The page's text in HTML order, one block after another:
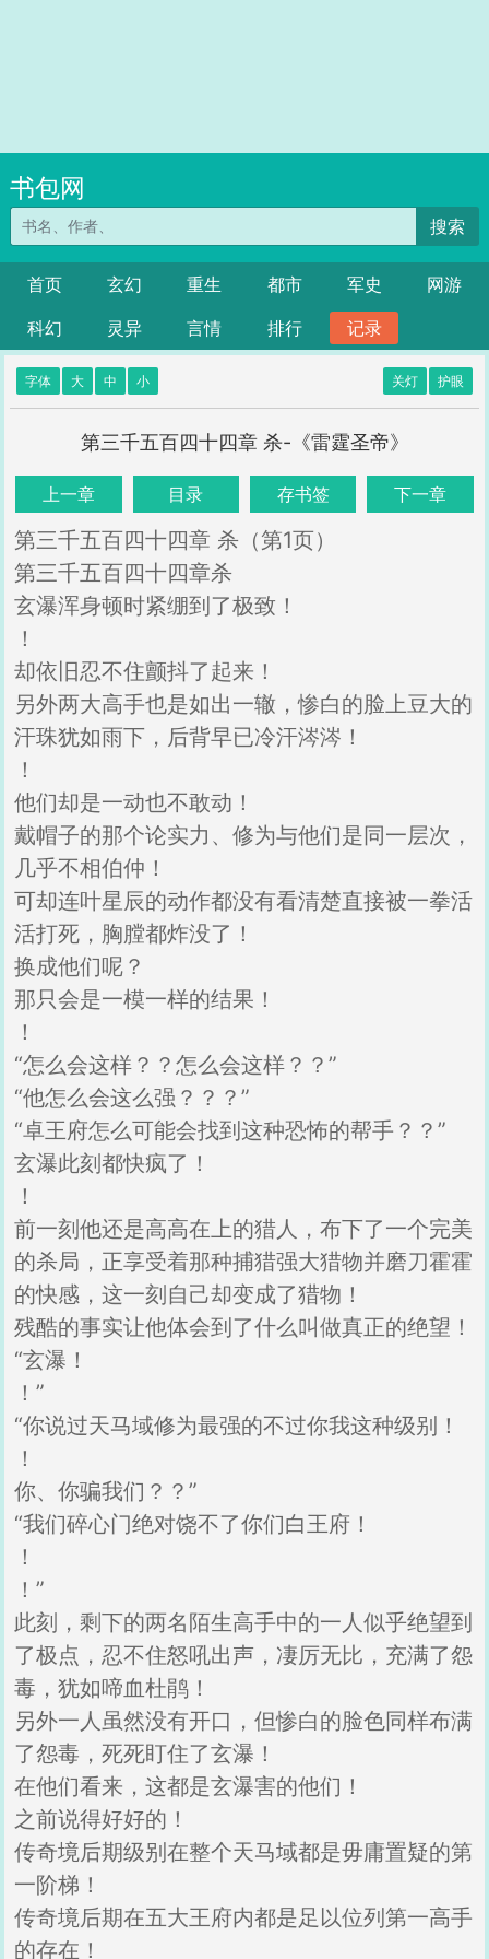
书包网
搜索
首页 玄幻 重生 都市 军史
网游
科幻
灵异 言情 排行 记录
字体 大 中 小 关灯 护眼
第三千五百四十四章 杀-《雷霆圣帝》
上一章 目录 存书签 下一章
第三千五百四十四章 杀（第1页）
第三千五百四十四章杀
玄瀑浑身顿时紧绷到了极致！
！
却依旧忍不住颤抖了起来！
另外两大高手也是如出一辙，惨白的脸上豆大的
汗珠犹如雨下，后背早已冷汗涔涔！
！
他们却是一动也不敢动！
戴帽子的那个论实力、修为与他们是同一层次，
几乎不相伯仲！
可却连叶星辰的动作都没有看清楚直接被一拳活
活打死，胸膛都炸没了！
换成他们呢？
那只会是一模一样的结果！
！
“怎么会这样？？怎么会这样？？”
“他怎么会这么强？？？”
“卓王府怎么可能会找到这种恐怖的帮手？？”
玄瀑此刻都快疯了！
！
前一刻他还是高高在上的猎人，布下了一个完美
的杀局，正享受着那种捕猎强大猎物并磨刀霍霍
的快感，这一刻自己却变成了猎物！
残酷的事实让他体会到了什么叫做真正的绝望！
“玄瀑！
！”
“你说过天马域修为最强的不过你我这种级别！
！
你、你骗我们？？”
“我们碎心门绝对饶不了你们白王府！
！
！”
此刻，剩下的两名陌生高手中的一人似乎绝望到
了极点，忍不住怒吼出声，凄厉无比，充满了怨
毒，犹如啼血杜鹃！
另外一人虽然没有开口，但惨白的脸色同样布满
了怨毒，死死盯住了玄瀑！
在他们看来，这都是玄瀑害的他们！
之前说得好好的！
传奇境后期级别在整个天马域都是毋庸置疑的第
一阶梯！
传奇境后期在五大王府内都是足以位列第一高手
的存在！